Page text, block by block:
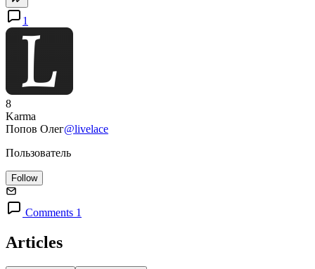
1
8
Karma
Попов Олег@livelace
Пользователь
Follow
Comments 1
Articles